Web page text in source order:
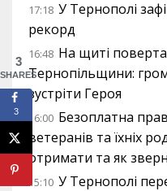
17:18 У Тернополі
рекорд
16:48 На щиті
Тернопільщини:
зустріти Героя
16:00 Безоплатна
ветеранів та їхніх
отримати та як
15:10 У Тернополі
3
SHARES
3